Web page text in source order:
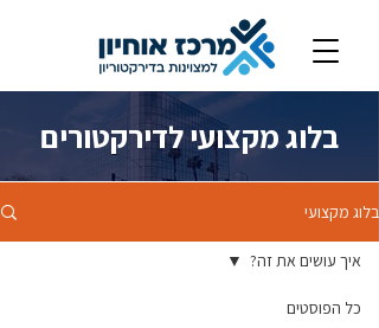
בלוג מקצועי לדירקטורים
בלוג מקצועי
כל הפוסטים
איך עושים את זה?